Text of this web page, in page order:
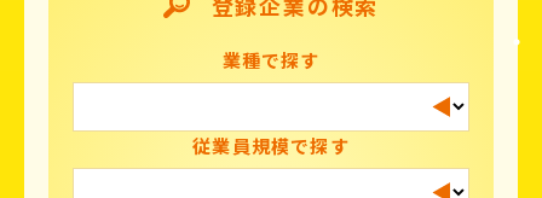
業種で探す
従業員規模で探す